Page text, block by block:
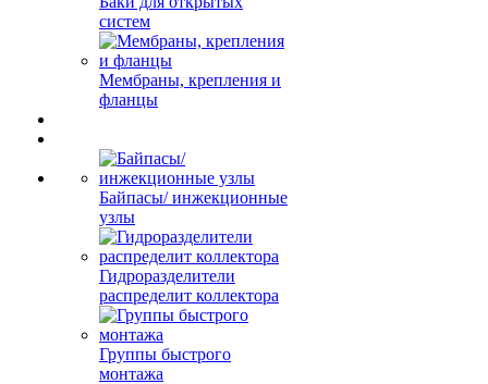
систем
Мембраны, крепления и
фланцы
Байпасы/ инжекционные
узлы
Гидроразделители
распределит коллектора
Группы быстрого
монтажа